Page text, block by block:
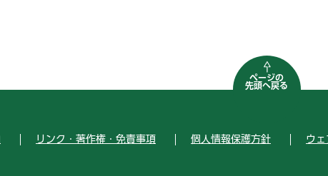
ページの
先頭へ戻る
リンク・著作権・免責事項 個人情報保護方針 ウェ